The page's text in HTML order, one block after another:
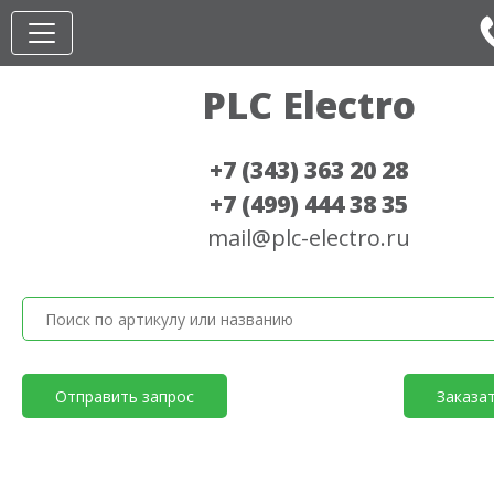
PLC Electro
+7 (343) 363 20 28
+7 (499) 444 38 35
mail@plc-electro.ru
Отправить запрос